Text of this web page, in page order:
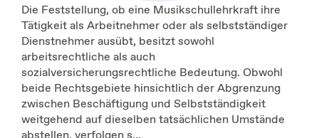
Die Feststellung, ob eine Musikschullehrkraft ihre
Tätigkeit als Arbeitnehmer oder als selbstständiger
Dienstnehmer ausübt, besitzt sowohl
arbeitsrechtliche als auch
sozialversicherungsrechtliche Bedeutung. Obwohl
beide Rechtsgebiete hinsichtlich der Abgrenzung
zwischen Beschäftigung und Selbstständigkeit
weitgehend auf dieselben tatsächlichen Umstände
abstellen, verfolgen s...